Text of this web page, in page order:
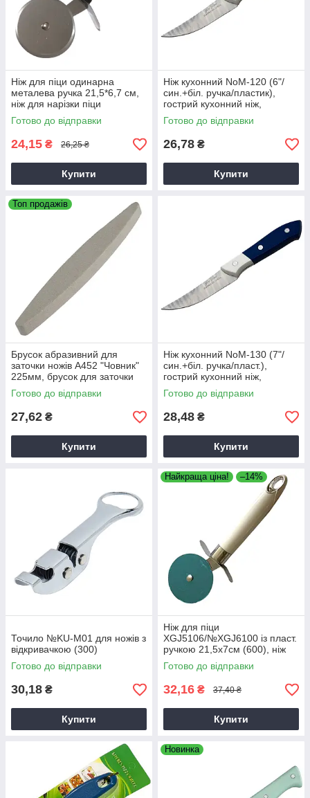
Ніж для піци одинарна
металева ручка 21,5*6,7 см,
ніж для нарізки піци
Готово до відправки
24,15 ₴ 26,25 ₴
Купити
Ніж кухонний NoМ-120 (6"/
син.+біл. ручка/пластик),
гострий кухонний ніж,
універсальний кухонний ніж
Готово до відправки
26,78 ₴
Купити
Топ продажів
Брусок абразивний для
заточки ножів А452 "Човник"
225мм, брусок для заточки
Готово до відправки
27,62 ₴
Купити
Ніж кухонний NoМ-130 (7"/
син.+біл. ручка/пласт.),
гострий кухонний ніж,
універсальний кухонний ніж
Готово до відправки
28,48 ₴
Купити
Точило №KU-M01 для ножів з
відкривачкою (300)
Готово до відправки
30,18 ₴
Купити
Найкраща ціна! –14%
Ніж для піци
XGJ5106/№XGJ6100 із пласт.
ручкою 21,5х7см (600), ніж
для нарізки піци
Готово до відправки
32,16 ₴ 37,40 ₴
Купити
Новинка